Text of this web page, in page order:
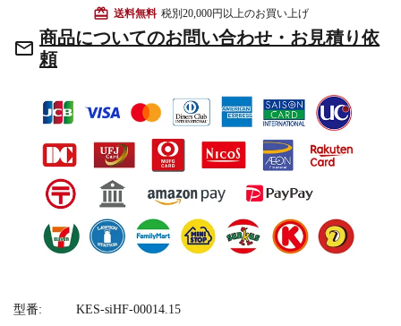
card_giftcard 送料無料 税別20,000円以上のお買い上げ
mail_outline 商品についてのお問い合わせ・お見積り依
頼
型番: KES-siHF-00014.15